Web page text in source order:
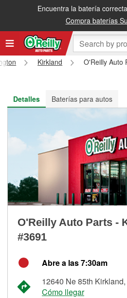
Encuentra la batería
Compra baterías
Recibe tu orden gratis al día
Kirkland
O'Reilly Auto
Detalles
Baterías para autos
O'Reilly Auto Parts -
#3691
Abre a las 7:30am
12640 Ne 85th
Cómo llegar